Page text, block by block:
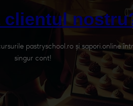
clientul
pastryschool.ro și sapori.online
singur cont!
contul personal